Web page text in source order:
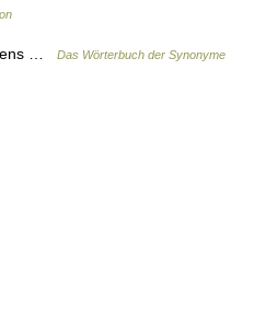
… Das Wörterbuch der Synonyme